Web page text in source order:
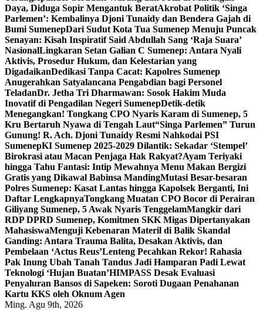
Daya, Diduga Sopir Mengantuk BeratAkrobat Politik ‘Singa
Parlemen’: Kembalinya Djoni Tunaidy dan Bendera Gajah di
Bumi SumenepDari Sudut Kota Tua Sumenep Menuju Puncak
Senayan: Kisah Inspiratif Said Abdullah Sang ‘Raja Suara’
NasionalLingkaran Setan Galian C Sumenep: Antara Nyali
Aktivis, Prosedur Hukum, dan Kelestarian yang
DigadaikanDedikasi Tanpa Cacat: Kapolres Sumenep
Anugerahkan Satyalancana Pengabdian bagi Personel
TeladanDr. Jetha Tri Dharmawan: Sosok Hakim Muda
Inovatif di Pengadilan Negeri SumenepDetik-detik
Menegangkan! Tongkang CPO Nyaris Karam di Sumenep, 5
Kru Bertaruh Nyawa di Tengah Laut“Singa Parlemen” Turun
Gunung! R. Ach. Djoni Tunaidy Resmi Nahkodai PSI
SumenepKI Sumenep 2025-2029 Dilantik: Sekadar ‘Stempel’
Birokrasi atau Macan Penjaga Hak Rakyat?Ayam Teriyaki
hingga Tahu Fantasi: Intip Mewahnya Menu Makan Bergizi
Gratis yang Dikawal Babinsa MandingMutasi Besar-besaran
Polres Sumenep: Kasat Lantas hingga Kapolsek Berganti, Ini
Daftar LengkapnyaTongkang Muatan CPO Bocor di Perairan
Giliyang Sumenep, 5 Awak Nyaris TenggelamMangkir dari
RDP DPRD Sumenep, Komitmen SKK Migas Dipertanyakan
MahasiswaMenguji Kebenaran Materil di Balik Skandal
Ganding: Antara Trauma Balita, Desakan Aktivis, dan
Pembelaan ‘Actus Reus’Lenteng Pecahkan Rekor! Rahasia
Pak Inung Ubah Tanah Tandus Jadi Hamparan Padi Lewat
Teknologi ‘Hujan Buatan’HIMPASS Desak Evaluasi
Penyaluran Bansos di Sapeken: Soroti Dugaan Penahanan
Kartu KKS oleh Oknum Agen
Ming. Agu 9th, 2026